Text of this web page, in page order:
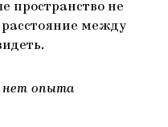
пространство не
между
нет опыта